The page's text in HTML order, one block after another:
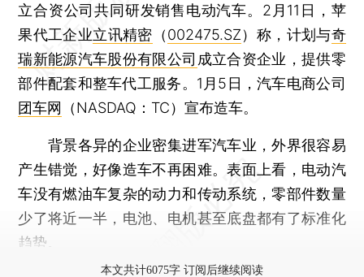
立合资公司共同研发销售电动汽车。2月11日，苹
果代工企业立讯精密 （002475.SZ）称，计划与奇
瑞新能源汽车股份有限公司 成立合资企业，提供零
部件配套和整车代工服务。1月5日，汽车电商公司
团车网
（NASDAQ：TC）宣布造车。
背景各异的企业密集进军汽车业，外界很容易
产生错觉，好像造车不再困难。表面上看，电动汽
车没有燃油车复杂的动力和传动系统，零部件数量
少了将近一半，电池、电机甚至底盘都有了标准化
趋势。
本文共计6075字 订阅后继续阅读